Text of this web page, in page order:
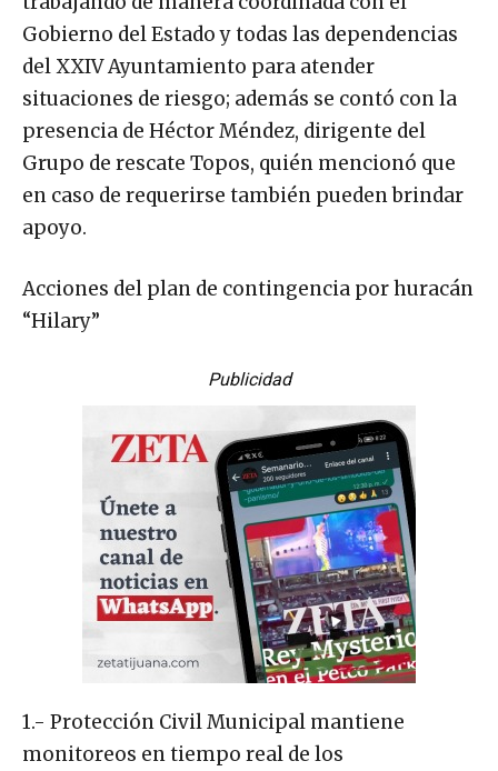
Gobierno del Estado y todas las dependencias
del XXIV Ayuntamiento para atender
situaciones de riesgo; además se contó con la
presencia de Héctor Méndez, dirigente del
Grupo de rescate Topos, quién mencionó que
en caso de requerirse también pueden brindar
apoyo.
Acciones del plan de contingencia por huracán
“Hilary”
Publicidad
1.- Protección Civil Municipal mantiene
monitoreos en tiempo real de los